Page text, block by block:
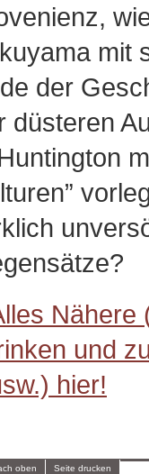
mit
der
düsteren
Nähere
und
hier!
oben Seite drucken